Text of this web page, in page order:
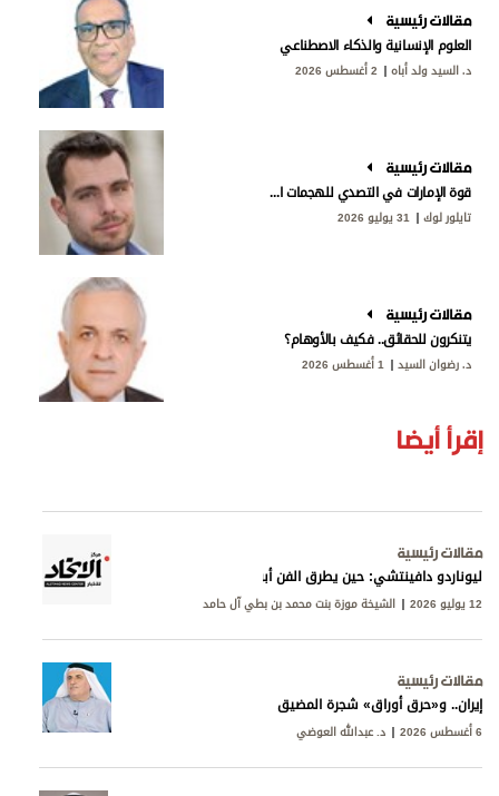
مقالات رئيسية
العلوم الإنسانية والذكاء الاصطناعي
د. السيد ولد أباه 2 أغسطس 2026
مقالات رئيسية
قوة الإمارات في التصدي للهجمات الإيرانية
تايلور لوك 31 يوليو 2026
مقالات رئيسية
يتنكرون للحقائق.. فكيف بالأوهام؟
د. رضوان السيد 1 أغسطس 2026
إقرأ أيضا
مقالات رئيسية
ليوناردو دافينتشي: حين يطرق الفن أبواب المعرفة
12 يوليو 2026 الشيخة موزة بنت محمد بن بطي آل حامد
مقالات رئيسية
إيران.. و«حرق أوراق» شجرة المضيق
6 أغسطس 2026 د. عبدالله العوضي